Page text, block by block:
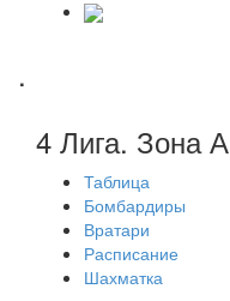
.
4 Лига. Зона А
Таблица
Бомбардиры
Вратари
Расписание
Шахматка